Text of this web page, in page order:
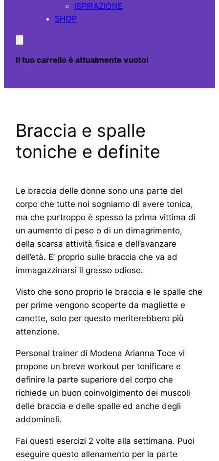
ISPIRAZIONE
SHOP
Il tuo carrello è attualmente vuoto!
Braccia e spalle
toniche e definite
Le braccia delle donne sono una parte del
corpo che tutte noi sogniamo di avere tonica,
ma che purtroppo è spesso la prima vittima di
un aumento di peso o di un dimagrimento,
della scarsa attività fisica e dell’avanzare
dell’età. E’ proprio sulle braccia che va ad
immagazzinarsi il grasso odioso.
Visto che sono proprio le braccia e le spalle che
per prime vengono scoperte da magliette e
canotte, solo per questo meriterebbero più
attenzione.
Personal trainer di Modena Arianna Toce vi
propone un breve workout per tonificare e
definire la parte superiore del corpo che
richiede un buon coinvolgimento dei muscoli
delle braccia e delle spalle ed anche degli
addominali.
Fai questi esercizi 2 volte alla settimana. Puoi
eseguire questo allenamento per la parte